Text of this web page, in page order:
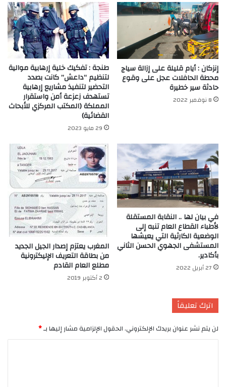
إنزكان : أيام قليلة على إزالة سياج
محطة الحافلات عجل على وقوع
حادثة سير خطيرة
8 نوفمبر 2022
طنجة : تفكيك خلية إرهابية موالية
لتنظيم “داعش” كانت بصدد
التحضير لتنفيذ مشاريع إرهابية
تستهدف زعزعة أمن واستقرار
المملكة (المكتب المركزي للأبحاث
القضائية)
29 مايو 2023
في بيان لها .. النقابة المستقلة
لأطباء القطاع العام تنبه إلى
الوضعية الكارثية التي يعيشها
المستشفى الجهوي الحسن الثاني
بأكادير.
27 أبريل 2022
المغرب يعتزم إصدار الجيل الجديد
من بطاقة التعريف الإليكترونية
مطلع العام القادم
2 أكتوبر 2019
اترك تعليقاً
لن يتم نشر عنوان بريدك الإلكتروني.الحقول الإلزامية مشار إليها بـ*